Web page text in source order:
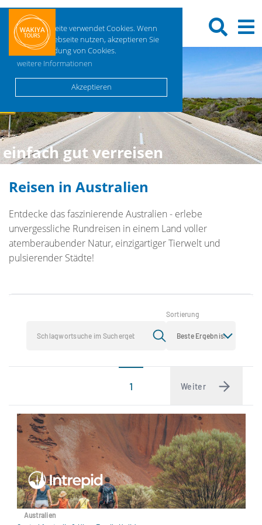
Diese Webseite verwendet Cookies. Wenn
Sie diese Webseite nutzen, akzeptieren Sie
die Verwendung von Cookies.
weitere Informationen
Akzeptieren
einfach gut verreisen
Reisen in Australien
Entdecke das faszinierende Australien - erlebe
unvergessliche Rundreisen in einem Land voller
atemberaubender Natur, einzigartiger Tierwelt und
pulsierender Städte!